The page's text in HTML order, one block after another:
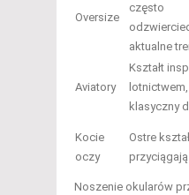
Oversize
często
aktualne
Aviatory
Kształt
lotnictwem,
klasyczny
Kocie
oczy
Ostre
Noszenie okularów